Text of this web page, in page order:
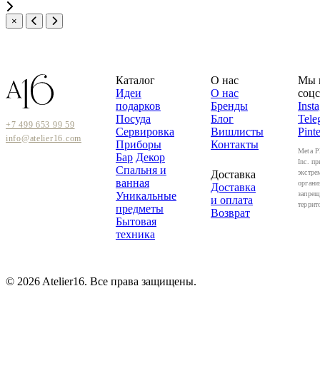
×
+7 499 653 99 59
info@atelier16.com
Каталог
Идеи
подарков
Посуда
Сервировка
Приборы
Бар Декор
Спальня и
ванная
Уникальные
предметы
Бытовая
техника
О нас
О нас
Бренды
Блог
Вишлисты
Контакты
Доставка
Доставка
и оплата
Возврат
Мы
Meta
Inc.
© 2026 Atelier16. Все права защищены.